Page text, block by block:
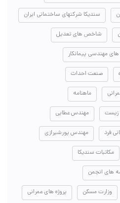
سندیکا شرکتهای ساختمانی ایران
شاخص های تعدیل
مهندسی پیمانکار
صنعت احداث
ماهنامه
مهندس عطایی
فرد مهندس پورشیرازی
مکاتبات سندیکا
های انجمن
وزارت مسکن پروژه های عمرانی